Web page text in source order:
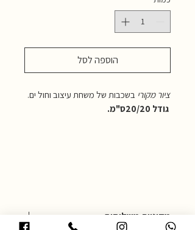
הוספה לסל
ציור מקורי בשכבות של משחת עיצוב וחול ים.
גודל 20/20ס"מ.
מדיניות משלוחים